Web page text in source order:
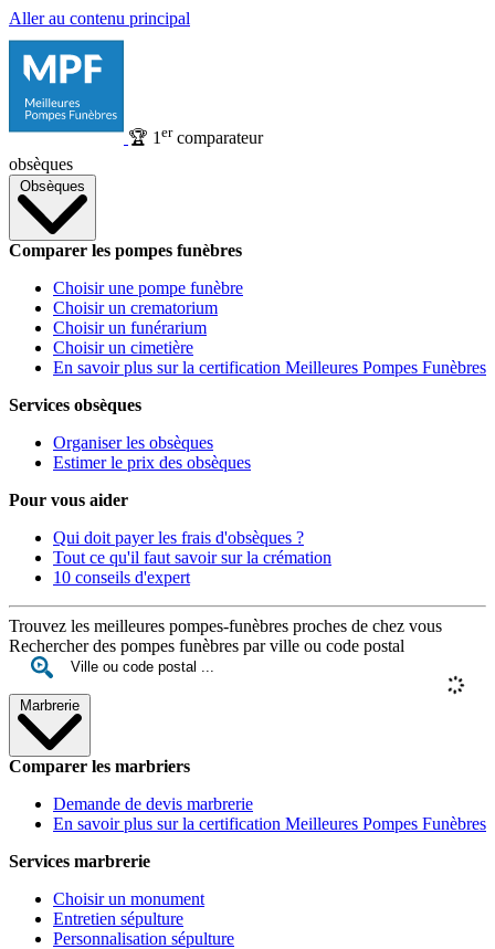
Aller au contenu principal
🏆 1 ercomparateur
obsèques
Obsèques
Comparer les pompes funèbres
Choisir une pompe funèbre
Choisir un crematorium
Choisir un funérarium
Choisir un cimetière
En savoir plus sur la certification Meilleures Pompes Funèbres
Services obsèques
Organiser les obsèques
Estimer le prix des obsèques
Pour vous aider
Qui doit payer les frais d'obsèques ?
Tout ce qu'il faut savoir sur la crémation
10 conseils d'expert
Trouvez les meilleures pompes-funèbres proches de chez vous
Rechercher des pompes funèbres par ville ou code postal
Marbrerie
Comparer les marbriers
Demande de devis marbrerie
En savoir plus sur la certification Meilleures Pompes Funèbres
Services marbrerie
Choisir un monument
Entretien sépulture
Personnalisation sépulture